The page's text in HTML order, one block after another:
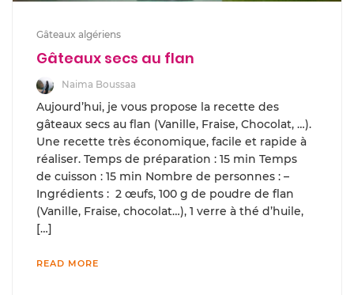
Gâteaux algériens
Gâteaux secs au flan
Naima Boussaa
Aujourd’hui, je vous propose la recette des
gâteaux secs au flan (Vanille, Fraise, Chocolat, …).
Une recette très économique, facile et rapide à
réaliser. Temps de préparation : 15 min Temps
de cuisson : 15 min Nombre de personnes : –
Ingrédients : 2 œufs, 100 g de poudre de flan
(Vanille, Fraise, chocolat…), 1 verre à thé d’huile,
[…]
READ MORE